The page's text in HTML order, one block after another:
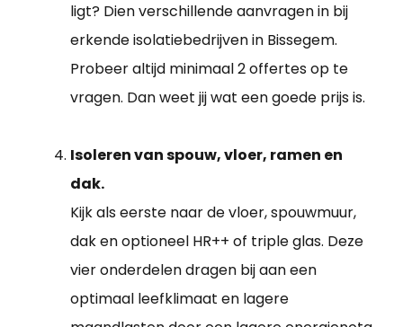
ligt? Dien verschillende aanvragen in bij
erkende isolatiebedrijven in Bissegem.
Probeer altijd minimaal 2 offertes op te
vragen. Dan weet jij wat een goede prijs is.
Isoleren van spouw, vloer, ramen en
dak.
Kijk als eerste naar de vloer, spouwmuur,
dak en optioneel HR++ of triple glas. Deze
vier onderdelen dragen bij aan een
optimaal leefklimaat en lagere